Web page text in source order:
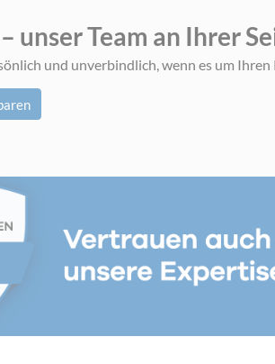
unser Team an Ihrer
und unverbindlich, wenn es um Ihren